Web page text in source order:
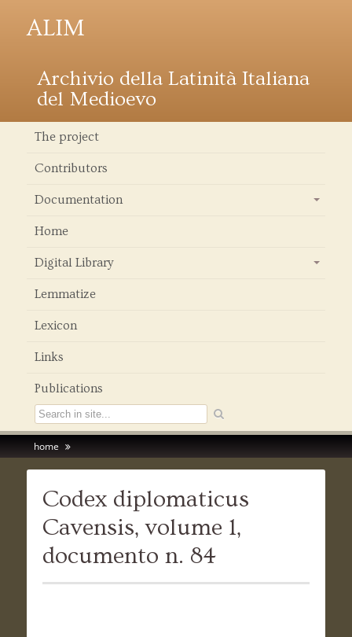
ALIM
Archivio della Latinità Italiana
del Medioevo
The project
Contributors
Documentation
Home
Digital Library
Lemmatize
Lexicon
Links
Publications
home
Codex diplomaticus
Cavensis, volume 1,
documento n. 84